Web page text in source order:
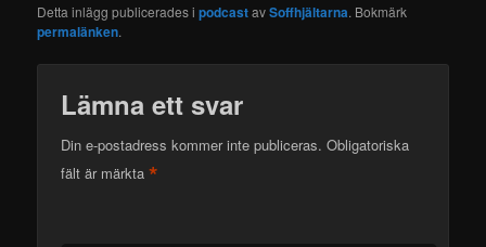
Detta inlägg publicerades ipodcastavSoffhjältarna. Bokmärk
permalänken.
Lämna ett svar
Din e-postadress kommer inte publiceras. Obligatoriska
fält är märkta*